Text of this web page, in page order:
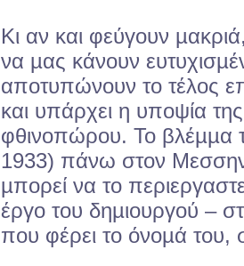
Κι αν και φεύγουν
να µας κάνουν
αποτυπώνουν το τέλος
και υπάρχει η υποψία
φθινοπώρου. Το βλέµµα
1933) πάνω στον
µπορεί να το
έργο του δηµιουργού –
που φέρει το όνοµά